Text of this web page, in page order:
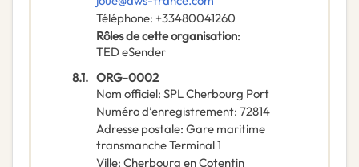
Téléphone: +33480041260
Rôles de cette organisation:
TED eSender
8.1. ORG-0002
Nom officiel: SPL Cherbourg Port
Numéro d’enregistrement: 72814
Adresse postale: Gare maritime
transmanche Terminal 1
Ville: Cherbourg en Cotentin